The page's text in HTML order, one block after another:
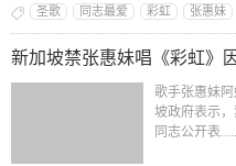
圣歌 同志最爱 彩虹 张惠妹
新加坡禁张惠妹唱《彩虹》
歌手张惠妹
坡政府表示
同志公开表